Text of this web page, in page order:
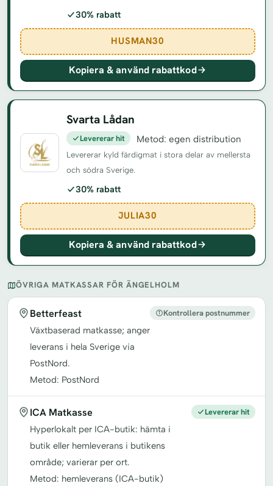
30% rabatt
HUSMAN30
Kopiera & använd rabattkod
Svarta Lådan
Levererar hit Metod: egen distribution
Levererar kyld färdigmat i stora delar av mellersta
och södra Sverige.
30% rabatt
JULIA30
Kopiera & använd rabattkod
ÖVRIGA MATKASSAR FÖR ÄNGELHOLM
Betterfeast
Växtbaserad matkasse; anger
leverans i hela Sverige via
PostNord.
Metod: PostNord
Kontrollera postnummer
ICA Matkasse
Hyperlokalt per ICA-butik: hämta i
butik eller hemleverans i butikens
område; varierar per ort.
Metod: hemleverans (ICA-butik)
Levererar hit